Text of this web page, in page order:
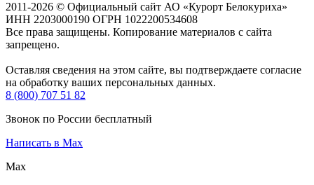
2011-2026 © Официальный сайт АО «Курорт Белокуриха»
ИНН 2203000190 ОГРН 1022200534608
Все права защищены. Копирование материалов с сайта
запрещено.
Оставляя сведения на этом сайте, вы подтверждаете согласие
на обработку ваших персональных данных.
8 (800) 707 51 82
Звонок по России бесплатный
Написать в Max
Max